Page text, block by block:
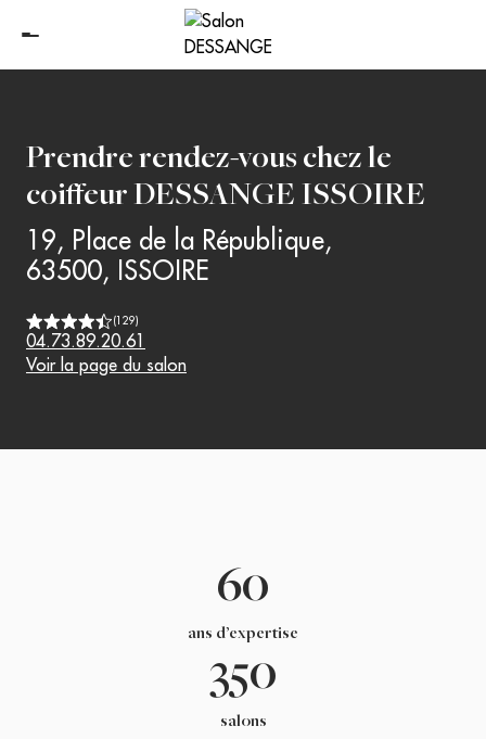
Prendre rendez-vous chez le
coiffeur DESSANGE ISSOIRE
19, Place de la République,
63500, ISSOIRE
( 129)
04.73.89.20.61
Voir la page du salon
60
ans d’expertise
350
salons